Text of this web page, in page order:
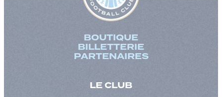
BOUTIQUE
BILLETTERIE
PARTENAIRES
LE CLUB